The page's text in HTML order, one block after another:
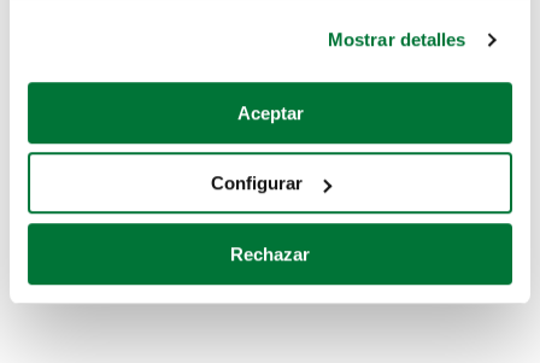
Si lo permite, también quisiéramos:
Recopilar información sobre su ubicación geográfica
Identificar su dispositivo analizándolo activamente
para buscar características específicas (huellas
Obtenga más información sobre cómo se procesan sus
Mostrar detalles
Aceptar
Configurar
Rechazar
Coches de segunda mano
Coches de km0